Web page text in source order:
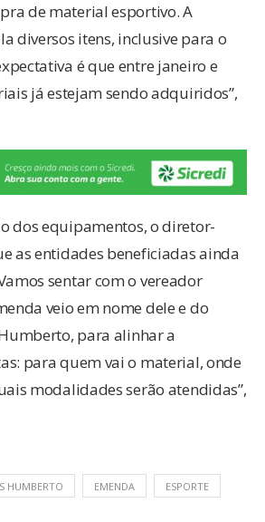
de material esportivo. A
diversos itens, inclusive para o
é que entre janeiro e
já estejam sendo adquiridos”,
dos equipamentos, o diretor-
as entidades beneficiadas ainda
sentar com o vereador
veio em nome dele e do
para alinhar a
para quem vai o material, onde
modalidades serão atendidas”,
HUMBERTO EMENDA ESPORTE